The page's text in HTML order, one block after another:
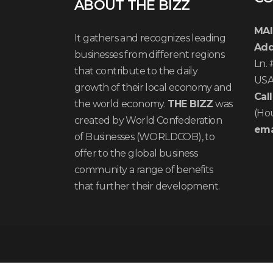
ABOUT THE BIZZ
It gathers and recognizes leading
businesses from different regions
that contribute to the daily
growth of their local economy and
the world economy. THE BIZZ was
created by World Confederation
of Businesses (WORLDCOB), to
offer to the global business
community a range of benefits
that further their development.
Ln.